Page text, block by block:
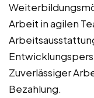
Arbeit in agilen
Zuverlässiger
Bezahlung.